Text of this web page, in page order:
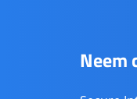
Neem